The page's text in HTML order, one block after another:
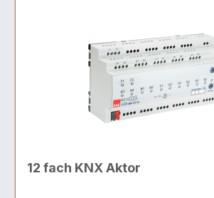
12 fach KNX Aktor